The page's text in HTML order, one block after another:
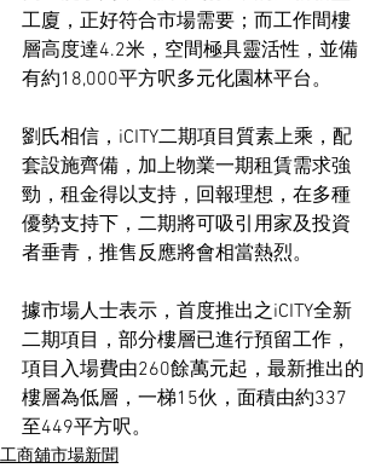
工廈，正好符合市場需要；而工作間樓
層高度達4.2米，空間極具靈活性，並備
有約18,000平方呎多元化園林平台。
劉氏相信，iCITY二期項目質素上乘，配
套設施齊備，加上物業一期租賃需求強
勁，租金得以支持，回報理想，在多種
優勢支持下，二期將可吸引用家及投資
者垂青，推售反應將會相當熱烈。
據市場人士表示，首度推出之iCITY全新
二期項目，部分樓層已進行預留工作，
項目入場費由260餘萬元起，最新推出的
樓層為低層，一梯15伙，面積由約337
至449平方呎。
工商舖市場新聞